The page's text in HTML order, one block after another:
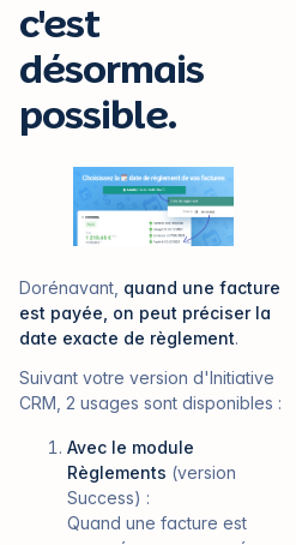
c'est
désormais
possible.
Dorénavant, quand une facture
est payée, on peut préciser la
date exacte de règlement.
Suivant votre version d'Initiative
CRM, 2 usages sont disponibles :
Avec le module
Règlements (version
Success) :
Quand une facture est